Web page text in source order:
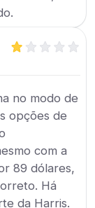
no modo de
opções de
com a
89 dólares,
Há
da Harris.